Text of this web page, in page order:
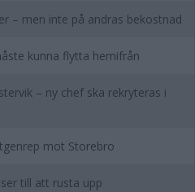
– men inte på andras bekostnad
kunna flytta hemifrån
– ny chef ska rekryteras i
mot Storebro
till att rusta upp